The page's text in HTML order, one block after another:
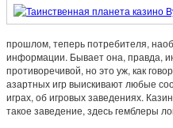
прошлом, теперь потребителя,
информации. Бывает она, правда,
противоречивой, но это уж, как
азартных игр выискивают любые
играх, об игровых заведениях.
такое заведение, здесь гемблеры